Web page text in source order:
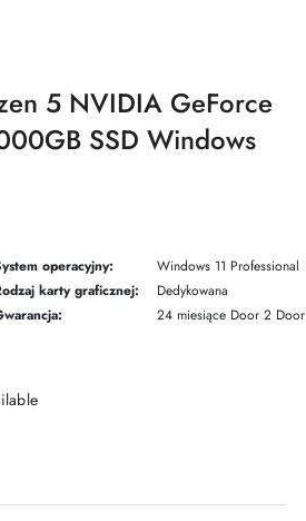
5 NVIDIA GeForce
SSD Windows
operacyjny:
Windows 11 Professional
karty graficznej:
Dedykowana
24 miesiące Door 2 Door